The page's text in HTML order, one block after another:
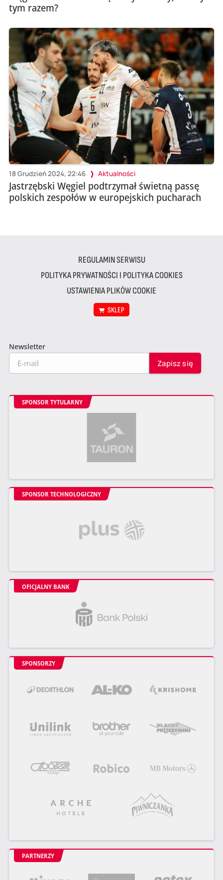
tym razem?
18 Grudzień 2024, 22:46 Aktualności
Jastrzębski Węgiel podtrzymał świetną passę
polskich zespołów w europejskich pucharach
REGULAMIN SERWISU
POLITYKA PRYWATNOŚCI I POLITYKA COOKIES
USTAWIENIA PLIKÓW COOKIE
SKLEP
Newsletter
SPONSOR TYTULARNY
SPONSOR TECHNOLOGICZNY
OFICJALNY BANK
SPONSORZY
PARTNERZY